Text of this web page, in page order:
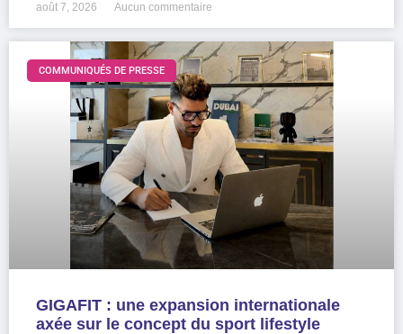
août 7, 2026 Aucun commentaire
COMMUNIQUÉS DE PRESSE
GIGAFIT : une expansion internationale
axée sur le concept du sport lifestyle